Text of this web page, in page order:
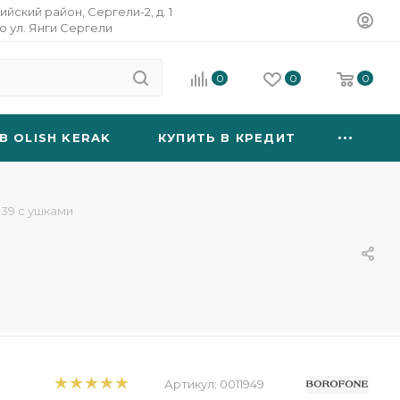
район, Сергели-2, д. 1
ул. Янги Сергели
0 0 0
OLISH KERAK КУПИТЬ В КРЕДИТ
с ушками
Артикул: 0011949